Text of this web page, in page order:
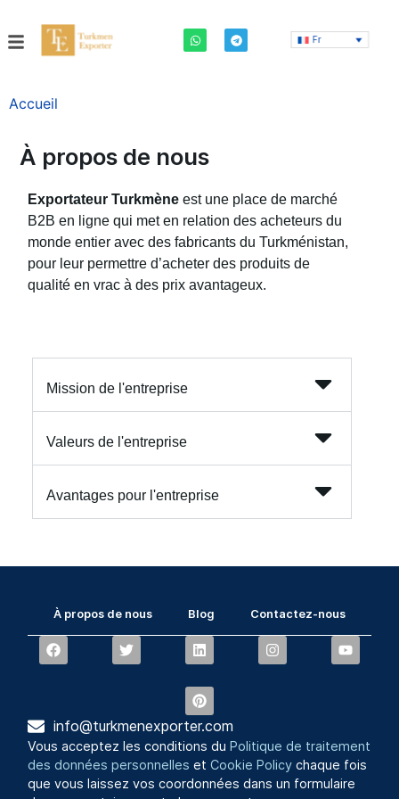
Fr
Accueil
À propos de nous
Exportateur Turkmèneest une place de marché
B2B en ligne qui met en relation des acheteurs du
monde entier avec des fabricants du Turkménistan,
pour leur permettre d’acheter des produits de
qualité en vrac à des prix avantageux.
Mission de l'entreprise
Valeurs de l'entreprise
Avantages pour l'entreprise
À propos de nous Blog Contactez-nous
info@turkmenexporter.com
Vous acceptez les conditions duPolitique de traitement
des données personnelles etCookie Policy chaque fois
que vous laissez vos coordonnées dans un formulaire